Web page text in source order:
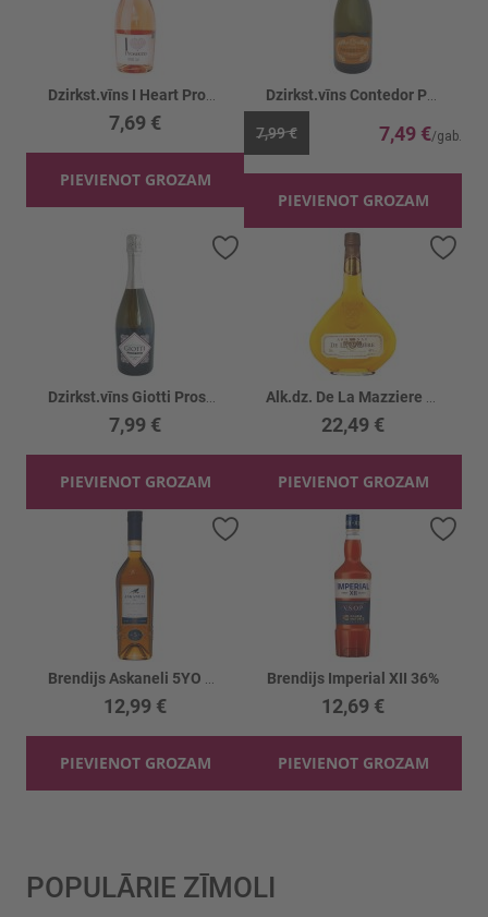
7,69 €
PIEVIENOT GROZAM
7,99 € 7,49 €
PIEVIENOT GROZAM
7,99 €
PIEVIENOT GROZAM
Pievienot vēlmju sarakstam
22,49 €
PIEVIENOT GROZAM
12,99 €
PIEVIENOT GROZAM
Pievienot vēlmju sarakstam
Brendijs Imperial XII 36%
12,69 €
PIEVIENOT GROZAM
POPULĀRIE ZĪMOLI